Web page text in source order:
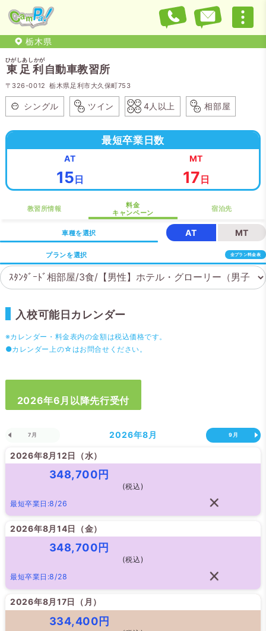
栃木県
東足利
ひがしあしかが
自動車教習所
〒326-0012 栃木県足利市大久保町753
シングル ツイン 4人以上 相部屋
最短卒業日数
AT
15 日
MT
17 日
教習所情報
料金
キャンペーン
宿泊先
車種を選択 AT MT
プランを選択 全プラン料金表
入校可能日カレンダー
※カレンダー・料金表内の金額は税込価格です。
●カレンダー上の☆はお問合せください。
2026年6月以降先行受付
7月 2026年8月 9月
2026年8月12日（水）
348,700円
(税込)
最短卒業日:8/26
2026年8月14日（金）
348,700円
(税込)
最短卒業日:8/28
2026年8月17日（ 月 ）
334,400円